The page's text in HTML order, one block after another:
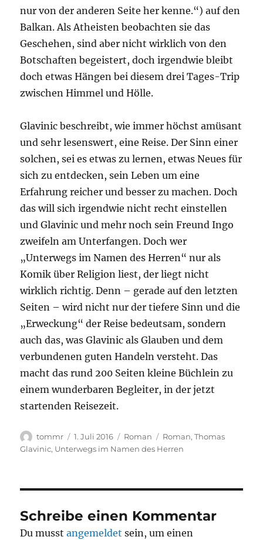
nur von der anderen Seite her kenne.“) auf den
Balkan. Als Atheisten beobachten sie das
Geschehen, sind aber nicht wirklich von den
Botschaften begeistert, doch irgendwie bleibt
doch etwas Hängen bei diesem drei Tages-Trip
zwischen Himmel und Hölle.
Glavinic beschreibt, wie immer höchst amüsant
und sehr lesenswert, eine Reise. Der Sinn einer
solchen, sei es etwas zu lernen, etwas Neues für
sich zu entdecken, sein Leben um eine
Erfahrung reicher und besser zu machen. Doch
das will sich irgendwie nicht recht einstellen
und Glavinic und mehr noch sein Freund Ingo
zweifeln am Unterfangen. Doch wer
„Unterwegs im Namen des Herren“ nur als
Komik über Religion liest, der liegt nicht
wirklich richtig. Denn – gerade auf den letzten
Seiten – wird nicht nur der tiefere Sinn und die
„Erweckung“ der Reise bedeutsam, sondern
auch das, was Glavinic als Glauben und dem
verbundenen guten Handeln versteht. Das
macht das rund 200 Seiten kleine Büchlein zu
einem wunderbaren Begleiter, in der jetzt
startenden Reisezeit.
Autor
tommr
Veröffentlicht
am
1. Juli 2016 Kategorien
Roman Schlagwörter
Roman,Thomas
Glavinic, Unterwegs im Namen des Herren
Schreibe einen Kommentar
Du musstangemeldet sein, um einen